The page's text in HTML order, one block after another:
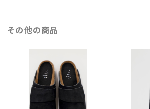
その他の商品